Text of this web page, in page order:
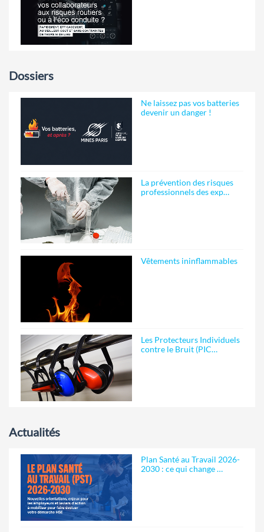
Dossiers
Ne laissez pas vos batteries
devenir un danger !
La prévention des risques
professionnels des exp…
Vêtements ininflammables
Les Protecteurs Individuels
contre le Bruit (PIC…
Actualités
Plan Santé au Travail 2026-
2030 : ce qui change …